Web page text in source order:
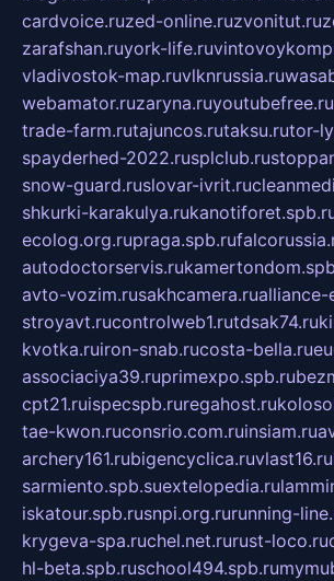
cardvoice.ruzed-online.ruzvonitut.ru
zarafshan.ruyork-life.ru
vladivostok-map.ruvlknrussia.ru
webamator.ruzaryna.ruyoutubefree.ru
trade-farm.rutajuncos.rutaksu.rutor-
spayderhed-2022.rusplclub.ru
snow-guard.ruslovar-ivrit.ru
shkurki-karakulya.ru
ecolog.org.rupraga.spb.ru
autodoctorservis.ru
avto-vozim.rusakhcamera.rualliance-
stroyavt.rucontrolweb1.rutdsak74.ru
kvotka.ruiron-snab.rucosta-bella.ru
associaciya39.ruprimexpo.spb.ru
cpt21.ruispecspb.ruregahost.ru
tae-kwon.ruconsrio.com.ruinsiam.ru
archery161.rubigencyclica.ruvlast16.ru
sarmiento.spb.suextelopedia.ru
iskatour.spb.rusnpi.org.rurunning-
krygeva-spa.ruchel.net.rurust-loco.ru
hl-beta.spb.ruschool494.spb.ru